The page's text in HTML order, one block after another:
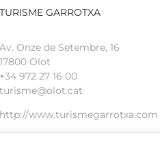
TURISME GARROTXA
Av. Onze de Setembre, 16
17800 Olot
+34972 27 16 00
turisme@olot.cat
http://www.turismegarrotxa.com